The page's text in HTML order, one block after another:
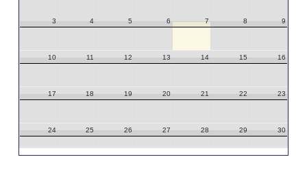
3 4 5 6 7 8 9
10 11 12 13 14 15 16
17 18 19 20 21 22 23
24 25 26 27 28 29 30